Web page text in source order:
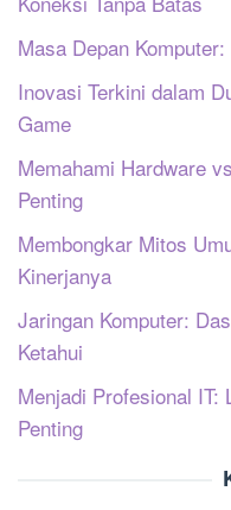
Masa Depan
Inovasi Terkini dalam
Game
Memahami Hardware
Penting
Membongkar Mitos
Kinerjanya
Jaringan Komputer:
Ketahui
Menjadi Profesional IT:
Penting